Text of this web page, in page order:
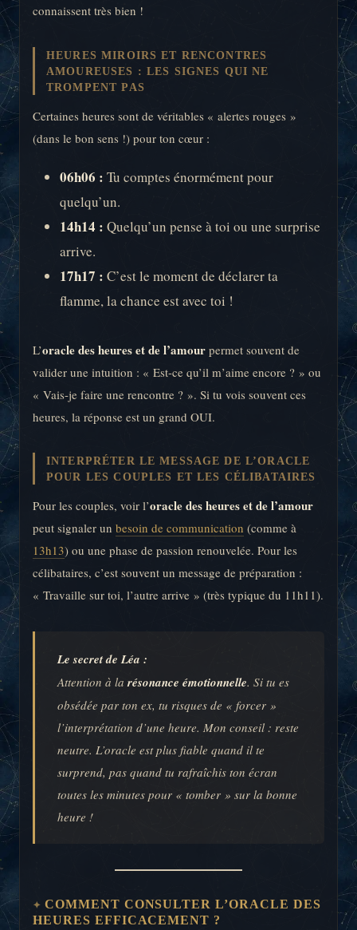
connaissent très bien !
HEURES MIROIRS ET RENCONTRES
AMOUREUSES : LES SIGNES QUI NE
TROMPENT PAS
Certaines heures sont de véritables « alertes rouges »
(dans le bon sens !) pour ton cœur :
06h06 : Tu comptes énormément pour
quelqu’un.
14h14 : Quelqu’un pense à toi ou une surprise
arrive.
17h17 : C’est le moment de déclarer ta
flamme, la chance est avec toi !
L’oracle des heures et de l’amour permet souvent de
valider une intuition : « Est-ce qu’il m’aime encore ? » ou
« Vais-je faire une rencontre ? ». Si tu vois souvent ces
heures, la réponse est un grand OUI.
INTERPRÉTER LE MESSAGE DE L’ORACLE
POUR LES COUPLES ET LES CÉLIBATAIRES
Pour les couples, voir l’oracle des heures et de l’amour
peut signaler un besoin de communication (comme à
13h13) ou une phase de passion renouvelée. Pour les
célibataires, c’est souvent un message de préparation :
« Travaille sur toi, l’autre arrive » (très typique du 11h11).
Le secret de Léa :
Attention à la résonance émotionnelle. Si tu es
obsédée par ton ex, tu risques de « forcer »
l’interprétation d’une heure. Mon conseil : reste
neutre. L’oracle est plus fiable quand il te
surprend, pas quand tu rafraîchis ton écran
toutes les minutes pour « tomber » sur la bonne
heure !
COMMENT CONSULTER L’ORACLE DES
HEURES EFFICACEMENT ?